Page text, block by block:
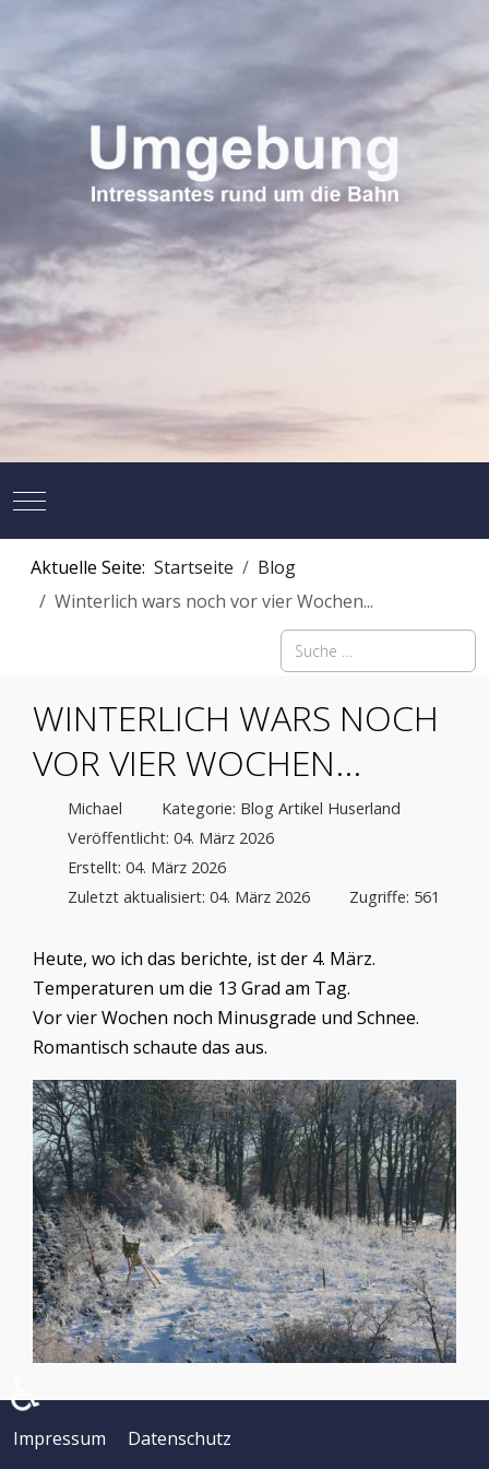
Mobile Menu Toggle
Aktuelle Seite: Startseite
Blog
Winterlich wars noch vor vier Wochen...
Suchen
WINTERLICH WARS NOCH
VOR VIER WOCHEN...
Michael Kategorie: Blog Artikel Huserland
Veröffentlicht: 04. März 2026
Erstellt: 04. März 2026
Zuletzt aktualisiert: 04. März 2026
Zugriffe: 561
Heute, wo ich das berichte, ist der 4. März.
Temperaturen um die 13 Grad am Tag.
Vor vier Wochen noch Minusgrade und Schnee.
Romantisch schaute das aus.
Impressum Datenschutz